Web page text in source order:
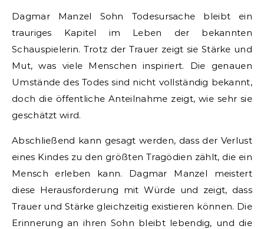
Dagmar Manzel Sohn Todesursache bleibt ein
trauriges Kapitel im Leben der bekannten
Schauspielerin. Trotz der Trauer zeigt sie Stärke und
Mut, was viele Menschen inspiriert. Die genauen
Umstände des Todes sind nicht vollständig bekannt,
doch die öffentliche Anteilnahme zeigt, wie sehr sie
geschätzt wird.
Abschließend kann gesagt werden, dass der Verlust
eines Kindes zu den größten Tragödien zählt, die ein
Mensch erleben kann. Dagmar Manzel meistert
diese Herausforderung mit Würde und zeigt, dass
Trauer und Stärke gleichzeitig existieren können. Die
Erinnerung an ihren Sohn bleibt lebendig, und die